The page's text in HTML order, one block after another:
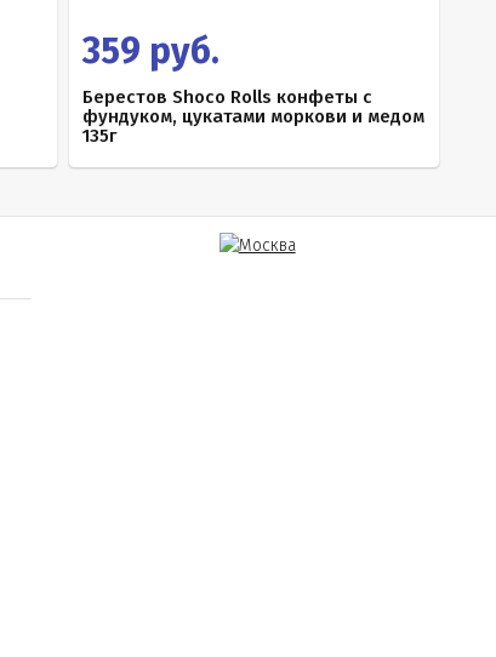
359 руб.
Берестов Shoco Rolls конфеты с
фундуком, цукатами моркови и медом
135г